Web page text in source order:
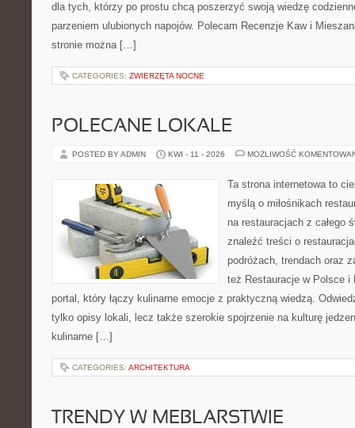
dla tych, którzy po prostu chcą poszerzyć swoją wiedzę
parzeniem ulubionych napojów. Polecam Recenzje Kaw i
stronie można […]
CATEGORIES: ZWIERZĘTA NOCNE
POLECANE LOKALE
POSTED BY ADMIN KWI - 11 - 2026 MOŻLIWOŚĆ
Ta strona internetowa to
myślą o miłośnikach
na restauracjach z całego
znaleźć treści o
podróżach, trendach oraz
też Restauracje w Polsce i
portal, który łączy kulinarne emocje z praktyczną wiedzą.
tylko opisy lokali, lecz także szerokie spojrzenie na kulturę
kulinarne […]
CATEGORIES: ARCHITEKTURA
TRENDY W MEBLARSTWIE